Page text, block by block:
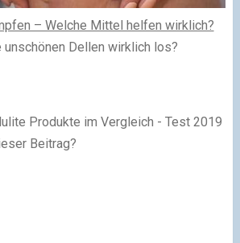
– Welche Mittel helfen wirklich?
Dellen wirklich los?
Produkte im Vergleich - Test 2019
Beitrag?